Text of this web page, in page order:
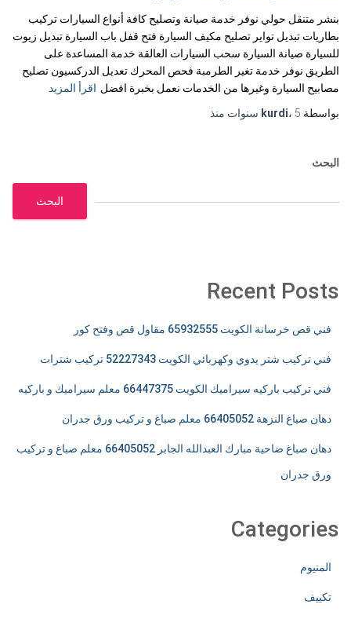
بنشر متنقل حولي نوفر خدمة صيانة وتصليح كافة أنواع السيارات تركيب
بطاريات تبديل تواير تصليح مكيف السيارة فتح قفل باب السيارة تبديل زيوت
للسيارة صيانة السيارة سحب السيارات العالقة خدمة المساعدة على
الطريق نوفر خدمة تغير الطرمبة فحص المحرك تعديل الدركسيون تصليح
مصابيح السيارة وغيرها من الخدمات نعمل بخبرة افضل اقرأ المزيد
بواسطة
kurdi، 5 سنوات منذ
البحث
البحث
Recent Posts
فني قص خرسانة الكويت 65932555 مقاول قص وفتح كور
فني تركيب شتر يدوي وكهربائي الكويت 52227343 تركيب شترات
فني تركيب باركيه سيراميك الكويت 66447375 معلم سيراميك و باركيه
دهان صباغ النزهة 66405052 معلم صباغ و تركيب ورق جدران
دهان صباغ ضاحية مبارك العبدالله الجابر 66405052 معلم صباغ و تركيب
ورق جدران
Categories
المنيوم
تكييف